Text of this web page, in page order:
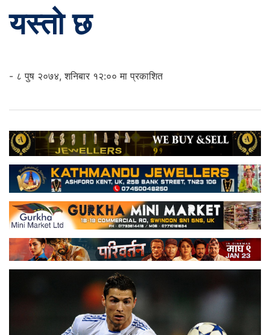
यस्तो छ
- ८ पुष २०७४, शनिबार १२:०० मा प्रकाशित